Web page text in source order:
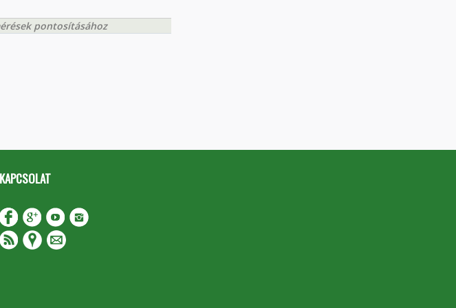
pontosításához
KAPCSOLAT